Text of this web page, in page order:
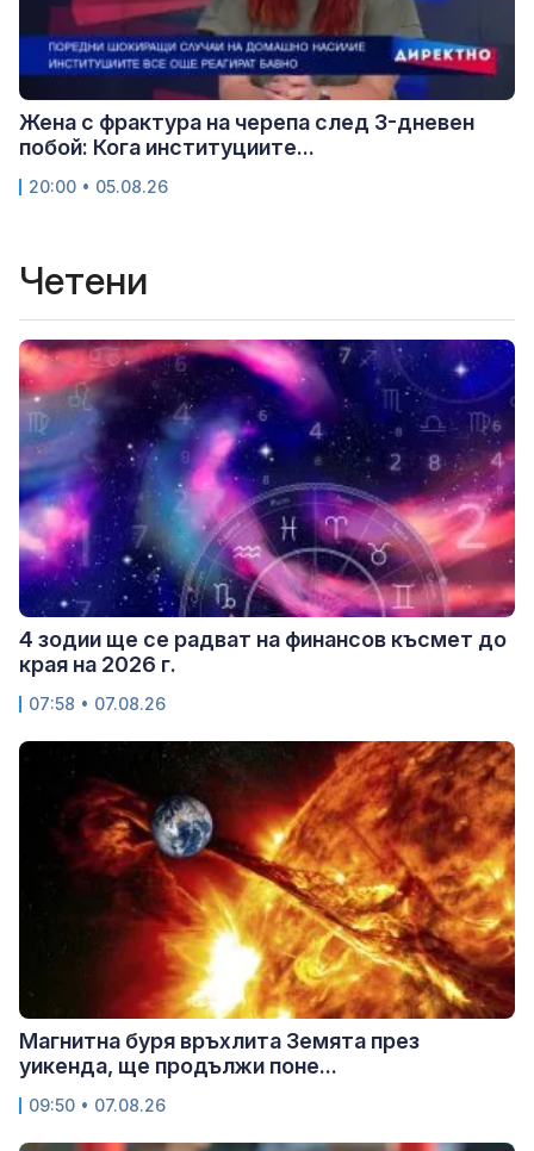
Жена с фрактура на черепа след 3-дневен
побой: Кога институциите...
20:00 • 05.08.26
Четени
4 зодии ще се радват на финансов късмет до
края на 2026 г.
07:58 • 07.08.26
Магнитна буря връхлита Земята през
уикенда, ще продължи поне...
09:50 • 07.08.26